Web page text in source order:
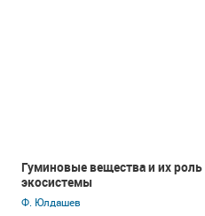
Гуминовые вещества и их роль
экосистемы
Ф. Юлдашев